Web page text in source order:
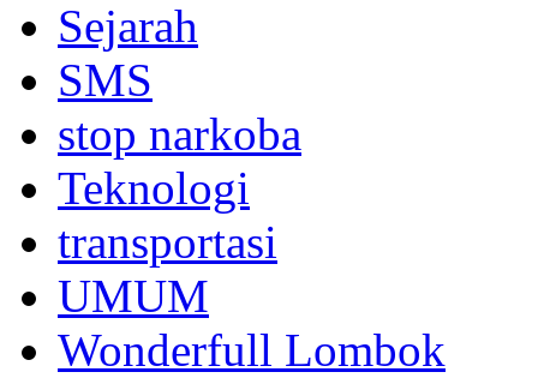
Sejarah
SMS
stop narkoba
Teknologi
transportasi
UMUM
Wonderfull Lombok